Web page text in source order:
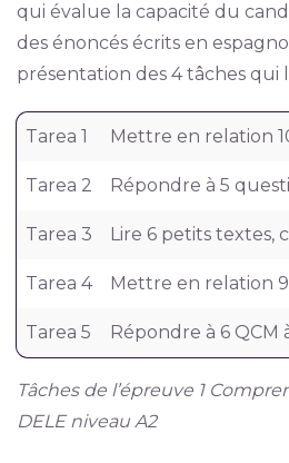
qui évalue la capacité du
des énoncés écrits en
présentation des 4 tâches qui
Tarea 1 Mettre en relation
Tarea 2 Répondre à 5
Tarea 3 Lire 6 petits textes,
Tarea 4 Mettre en relation
Tarea 5 Répondre à 6
Tâches de l’épreuve 1
DELE niveau A2